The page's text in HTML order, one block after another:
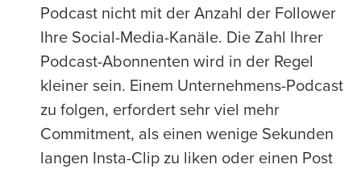
Podcast nicht mit der Anzahl der Follower
Ihre Social-Media-Kanäle. Die Zahl Ihrer
Podcast-Abonnenten wird in der Regel
kleiner sein. Einem Unternehmens-Podcast
zu folgen, erfordert sehr viel mehr
Commitment, als einen wenige Sekunden
langen Insta-Clip zu liken oder einen Post